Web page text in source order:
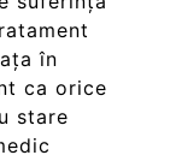
în
ca orice
stare